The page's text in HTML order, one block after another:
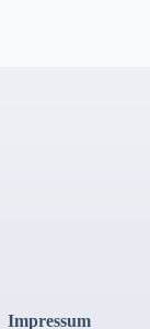
Impressum